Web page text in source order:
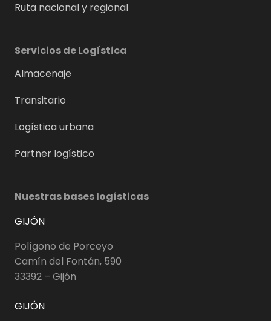
Ruta nacional y regional
Servicios de Logística
Almacenaje
Transitario
Logística urbana
Partner logístico
Nuestras bases logísticas
GIJÓN
Polígono de Porceyo
Camín del Fontán, 590
33392 – Gijón
GIJÓN